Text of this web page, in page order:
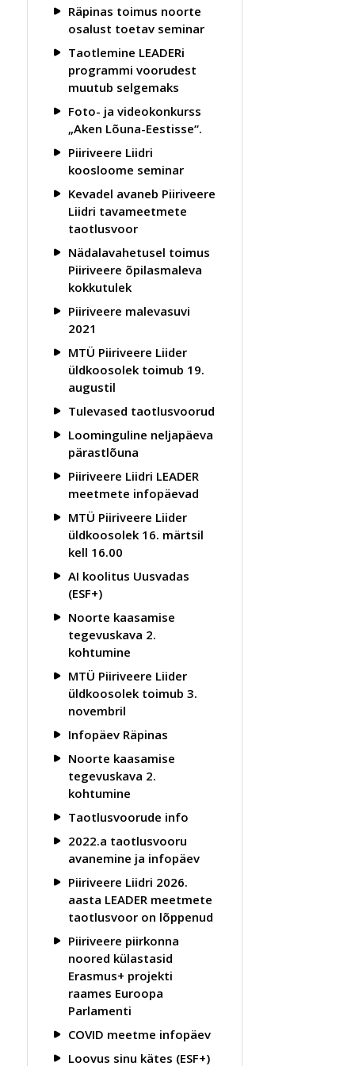
Räpinas toimus noorte
osalust toetav seminar
Taotlemine LEADERi
programmi voorudest
muutub selgemaks
Foto- ja videokonkurss
„Aken Lõuna-Eestisse“.
Piiriveere Liidri
koosloome seminar
Kevadel avaneb Piiriveere
Liidri tavameetmete
taotlusvoor
Nädalavahetusel toimus
Piiriveere õpilasmaleva
kokkutulek
Piiriveere malevasuvi
2021
MTÜ Piiriveere Liider
üldkoosolek toimub 19.
augustil
Tulevased taotlusvoorud
Loominguline neljapäeva
pärastlõuna
Piiriveere Liidri LEADER
meetmete infopäevad
MTÜ Piiriveere Liider
üldkoosolek 16. märtsil
kell 16.00
AI koolitus Uusvadas
(ESF+)
Noorte kaasamise
tegevuskava 2.
kohtumine
MTÜ Piiriveere Liider
üldkoosolek toimub 3.
novembril
Infopäev Räpinas
Noorte kaasamise
tegevuskava 2.
kohtumine
Taotlusvoorude info
2022.a taotlusvooru
avanemine ja infopäev
Piiriveere Liidri 2026.
aasta LEADER meetmete
taotlusvoor on lõppenud
Piiriveere piirkonna
noored külastasid
Erasmus+ projekti
raames Euroopa
Parlamenti
COVID meetme infopäev
Loovus sinu kätes (ESF+)